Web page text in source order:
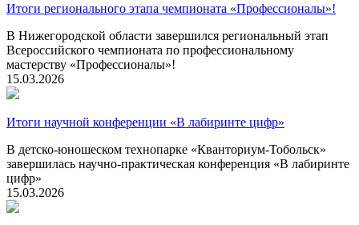
Итоги регионального этапа чемпионата «Профессионалы»!
В Нижегородской области завершился региональный этап
Всероссийского чемпионата по профессиональному
мастерству «Профессионалы»!
15.03.2026
Итоги научной конференции «В лабиринте цифр»
В детско-юношеском технопарке «Кванториум-Тобольск»
завершилась научно-практическая конференция «В лабиринте
цифр»
15.03.2026